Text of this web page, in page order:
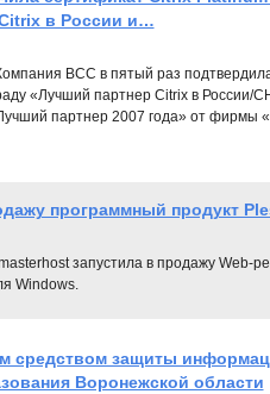
в России и…
BCC в пятый раз
«Лучший партнер Citrix в России/
партнер 2007 года» от фирмы
программный продукт
запустила в продажу Web-
Windows.
средством защиты
Воронежской области